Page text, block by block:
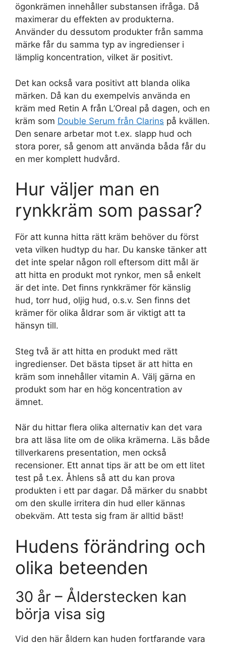
ögonkrämen innehåller substansen ifråga. Då
maximerar du effekten av produkterna.
Använder du dessutom produkter från samma
märke får du samma typ av ingredienser i
lämplig koncentration, vilket är positivt.
Det kan också vara positivt att blanda olika
märken. Då kan du exempelvis använda en
kräm med Retin A från L’Oreal på dagen, och en
kräm som Double Serum från Clarins på kvällen.
Den senare arbetar mot t.ex. slapp hud och
stora porer, så genom att använda båda får du
en mer komplett hudvård.
Hur väljer man en
rynkkräm som passar?
För att kunna hitta rätt kräm behöver du först
veta vilken hudtyp du har. Du kanske tänker att
det inte spelar någon roll eftersom ditt mål är
att hitta en produkt mot rynkor, men så enkelt
är det inte. Det finns rynkkrämer för känslig
hud, torr hud, oljig hud, o.s.v. Sen finns det
krämer för olika åldrar som är viktigt att ta
hänsyn till.
Steg två är att hitta en produkt med rätt
ingredienser. Det bästa tipset är att hitta en
kräm som innehåller vitamin A. Välj gärna en
produkt som har en hög koncentration av
ämnet.
När du hittar flera olika alternativ kan det vara
bra att läsa lite om de olika krämerna. Läs både
tillverkarens presentation, men också
recensioner. Ett annat tips är att be om ett litet
test på t.ex. Åhlens så att du kan prova
produkten i ett par dagar. Då märker du snabbt
om den skulle irritera din hud eller kännas
obekväm. Att testa sig fram är alltid bäst!
Hudens förändring och
olika beteenden
30 år – Ålderstecken kan
börja visa sig
Vid den här åldern kan huden fortfarande vara